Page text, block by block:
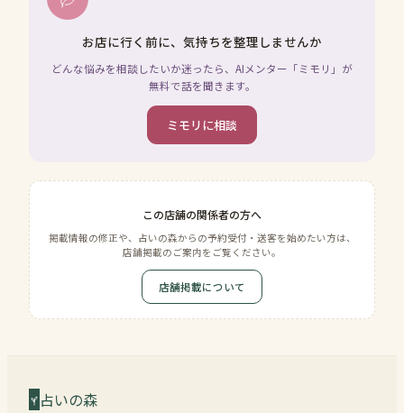
お店に行く前に、気持ちを整理しませんか
どんな悩みを相談したいか迷ったら、AIメンター「ミモリ」が
無料で話を聞きます。
ミモリに相談
この店舗の関係者の方へ
掲載情報の修正や、占いの森からの予約受付・送客を始めたい方は、
店舗掲載のご案内をご覧ください。
店舗掲載について
占いの森